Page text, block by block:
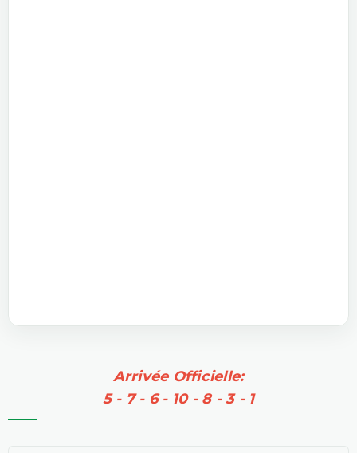
Arrivée Officielle:
5 - 7 - 6 - 10 - 8 - 3 - 1